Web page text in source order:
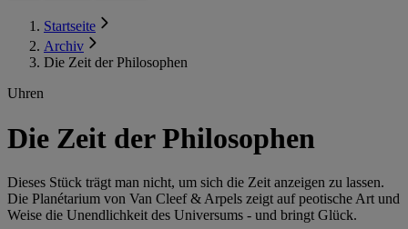
Startseite
Archiv
Die Zeit der Philosophen
Uhren
Die Zeit der Philosophen
Dieses Stück trägt man nicht, um sich die Zeit anzeigen zu lassen.
Die Planétarium von Van Cleef & Arpels zeigt auf peotische Art und
Weise die Unendlichkeit des Universums - und bringt Glück.